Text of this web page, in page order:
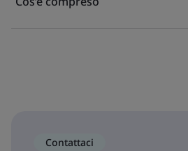
Contattaci